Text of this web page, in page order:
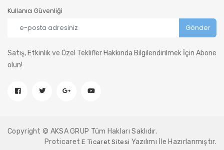
Kullanıcı Güvenliği
Satış, Etkinlik ve Özel Teklifler Hakkında Bilgilendirilmek İçin Abone
olun!
Copyright © AKSA GRUP Tüm Hakları Saklıdır.
ProticaretE Ticaret Sitesi Yazılımı İle Hazırlanmıştır.